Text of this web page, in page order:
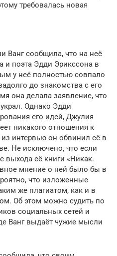
требовалась новая
Ванг сообщила, что на неё
и поэта Эдди Эрикссона в
у неё полностью совпало
до знакомства с его
она делала заявление, что
Однако Эдди
его идей, Джулия
никакого отношения к
интервью он обвинил её в
Не исключено, что если
выхода её книги «Никак.
мнение о ней было бы в
что изложенные
же плагиатом, как и в
Об этом можно судить по
социальных сетей и
Ванг выдаёт чужие мысли